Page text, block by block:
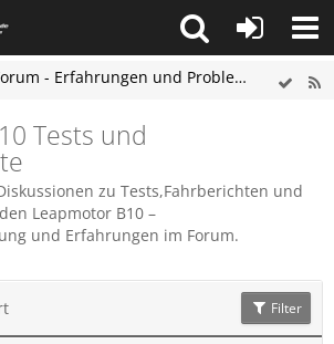
Leapmotor B10 Forum - Erfahrungen und Probleme
Tests und
zu Tests,Fahrberichten und
Leapmotor B10 –
und Erfahrungen im Forum.
Filter